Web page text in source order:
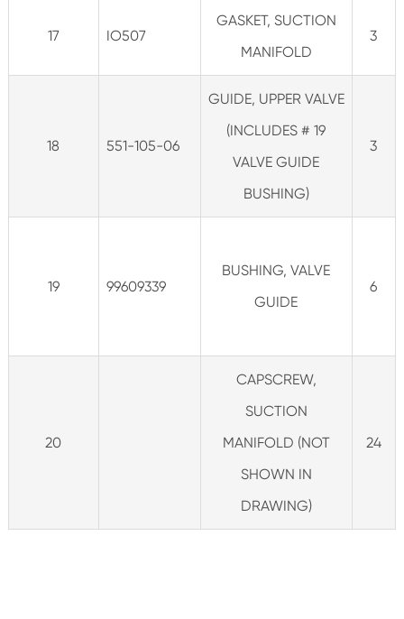
17 IO507
GASKET, SUCTION
MANIFOLD
3
18 551-105-06
GUIDE, UPPER VALVE
(INCLUDES # 19
VALVE GUIDE
BUSHING)
3
19 99609339
BUSHING, VALVE
GUIDE
6
20
CAPSCREW,
SUCTION
MANIFOLD (NOT
SHOWN IN
DRAWING)
24